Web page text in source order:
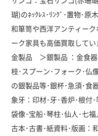
瑚)のﾈｯｸﾚｽ･ﾘﾝｸﾞ･置物･原
和箪笥や西洋アンティー
ーク家具も高価買取してい
金製品 ＞銀製品 ：金食器
枝･スプーン･フォーク･仏
の銀製品等･銀杯･急須･食
象牙：印材･牙･香炉･根付
袋像･宝船･琴柱･仙人･七
古本･古書･紙資料･版画：